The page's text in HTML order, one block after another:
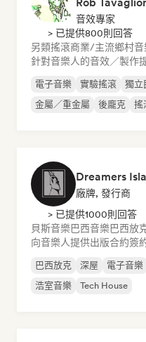
音效專家
> 已提供800則回答
另類搖滾商業/主流鄉村音
針對音樂人的音效／製作
電子音樂 實驗搖滾 獨立
金屬／重金屬
後龐克 搖
Dreamers
廠牌, 發行商
> 已提供1000則回答
貝斯音樂巴西音樂巴西放
向音樂人提供出版合約簽
巴西放克 深屋 電子音樂
浩室音樂
Tech House